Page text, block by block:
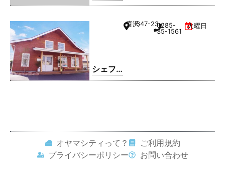
鶏 小山
シェフ
レ
喜沢647-230285-
35-1561
火曜日
オヤマシティって？
ご利用規約
プライバシーポリシー
お問い合わせ